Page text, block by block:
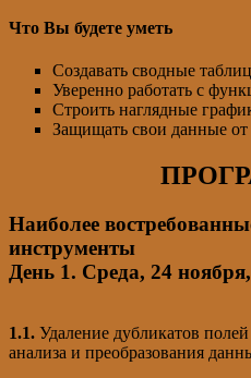
Что Вы будете уметь
Создавать сводные
Уверенно работать с
Строить наглядные
Защищать свои данные от
Наиболее
инструменты
День 1. Среда, 24
1.1. Удаление дубликатов
анализа и преобразования